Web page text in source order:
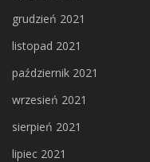
grudzień 2021
listopad 2021
październik 2021
wrzesień 2021
sierpień 2021
lipiec 2021